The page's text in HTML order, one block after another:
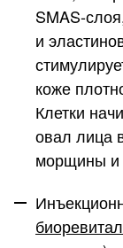
SMAS-
и
коже
Клетки
овал лица
морщины и